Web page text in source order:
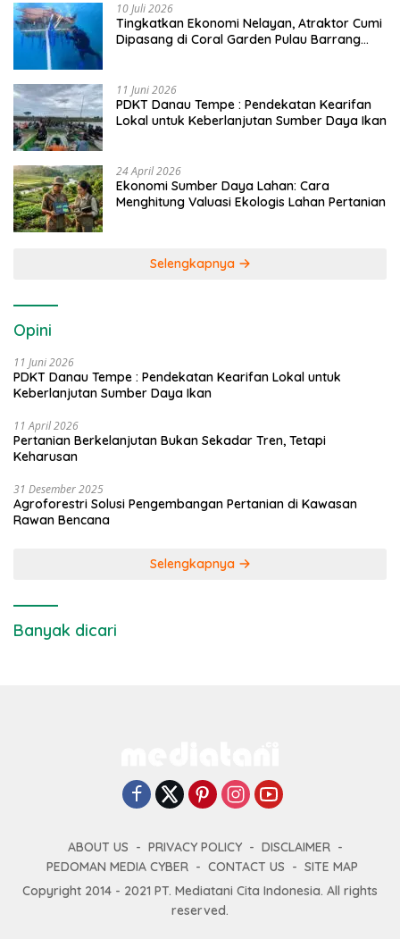
10 Juli 2026
Tingkatkan Ekonomi Nelayan, Atraktor Cumi
Dipasang di Coral Garden Pulau Barrang
11 Juni 2026
PDKT Danau Tempe : Pendekatan Kearifan
Lokal untuk Keberlanjutan Sumber Daya Ikan
24 April 2026
Ekonomi Sumber Daya Lahan: Cara
Menghitung Valuasi Ekologis Lahan Pertanian
Selengkapnya
Opini
11 Juni 2026
PDKT Danau Tempe : Pendekatan Kearifan Lokal untuk
Keberlanjutan Sumber Daya Ikan
11 April 2026
Pertanian Berkelanjutan Bukan Sekadar Tren, Tetapi
Keharusan
31 Desember 2025
Agroforestri Solusi Pengembangan Pertanian di Kawasan
Rawan Bencana
Selengkapnya
Banyak dicari
ABOUT US PRIVACY POLICY
DISCLAIMER
PEDOMAN MEDIA CYBER
CONTACT US
SITE MAP
Copyright 2014 - 2021 PT. Mediatani Cita Indonesia. All rights
reserved.